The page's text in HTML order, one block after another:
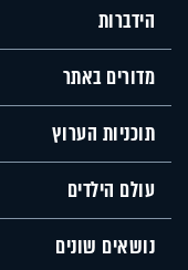
הידברות
מדורים באתר
תוכניות הערוץ
עולם הילדים
נושאים שונים